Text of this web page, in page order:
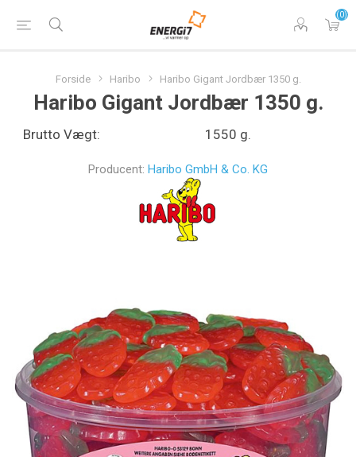
(0)
Forside Haribo Haribo Gigant Jordbær 1350 g.
Haribo Gigant Jordbær 1350 g.
Brutto Vægt: 1550 g.
Producent: Haribo GmbH & Co. KG